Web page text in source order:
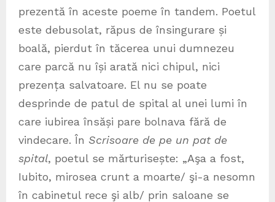
prezentă în aceste poeme în tandem. Poetul
este debusolat, răpus de însingurare și
boală, pierdut în tăcerea unui dumnezeu
care parcă nu își arată nici chipul, nici
prezența salvatoare. El nu se poate
desprinde de patul de spital al unei lumi în
care iubirea însăși pare bolnava fără de
vindecare. În Scrisoare de pe un pat de
spital, poetul se mărturisește: „Aşa a fost,
Iubito, mirosea crunt a moarte/ şi-a nesomn
în cabinetul rece şi alb/ prin saloane se